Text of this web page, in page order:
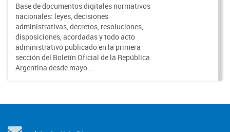
Base de documentos digitales normativos
nacionales: leyes, decisiones
administrativas, decretos, resoluciones,
disposiciones, acordadas y todo acto
administrativo publicado en la primera
sección del Boletín Oficial de la República
Argentina desde mayo...